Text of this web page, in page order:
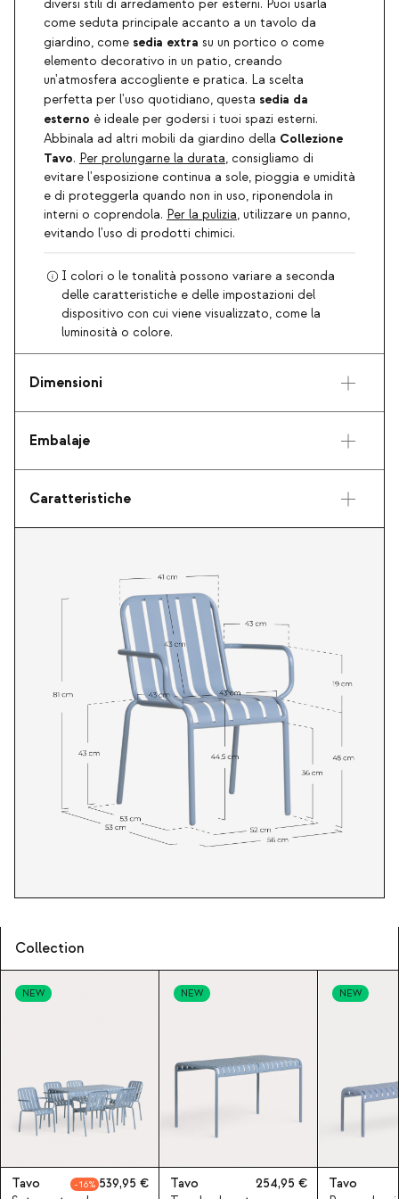
diversi stili di arredamento per esterni. Puoi usarla
come seduta principale accanto a un tavolo da
giardino, come sedia extra su un portico o come
elemento decorativo in un patio, creando
un'atmosfera accogliente e pratica. La scelta
perfetta per l'uso quotidiano, questa sedia da
esterno è ideale per godersi i tuoi spazi esterni.
Abbinala ad altri mobili da giardino della Collezione
Tavo. Per prolungarne la durata, consigliamo di
evitare l'esposizione continua a sole, pioggia e umidità
e di proteggerla quando non in uso, riponendola in
interni o coprendola. Per la pulizia, utilizzare un panno,
evitando l'uso di prodotti chimici.
I colori o le tonalità possono variare a seconda
delle caratteristiche e delle impostazioni del
dispositivo con cui viene visualizzato, come la
luminosità o colore.
Dimensioni
Embalaje
Caratteristiche
Collection
NEW
Tavo 16
539,95
NEW
Tavo
254,95
NEW
Tavo